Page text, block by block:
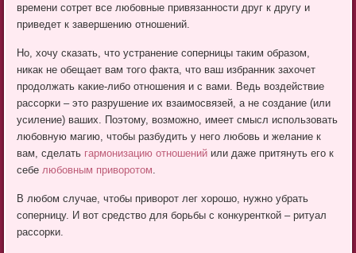
времени сотрет все любовные привязанности друг к другу и
приведет к завершению отношений.
Но, хочу сказать, что устранение соперницы таким образом,
никак не обещает вам того факта, что ваш избранник захочет
продолжать какие-либо отношения и с вами. Ведь воздействие
рассорки – это разрушение их взаимосвязей, а не создание (или
усиление) ваших. Поэтому, возможно, имеет смысл использовать
любовную магию, чтобы разбудить у него любовь и желание к
вам, сделать гармонизацию отношений или даже притянуть его к
себе любовным приворотом
В любом случае, чтобы приворот лег хорошо, нужно убрать
соперницу. И вот средство для борьбы с конкуренткой – ритуал
рассорки.